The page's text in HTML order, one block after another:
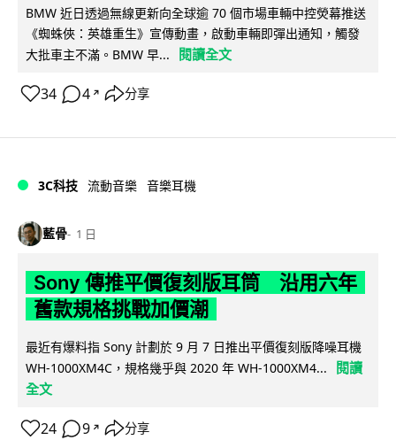
BMW 近日透過無線更新向全球逾 70 個市場車輛中控熒幕推送
《蜘蛛俠：英雄重生》宣傳動畫，啟動車輛即彈出通知，觸發
大批車主不滿。BMW 早...
閱讀全文
34 4 ↗ 分享
3C科技 流動音樂 音樂耳機
藍骨 1 日
Sony 傳推平價復刻版耳筒 沿用六年
舊款規格挑戰加價潮
最近有爆料指 Sony 計劃於 9 月 7 日推出平價復刻版降噪耳機
WH-1000XM4C，規格幾乎與 2020 年 WH-1000XM4...
閱讀
全文
24 9 ↗ 分享